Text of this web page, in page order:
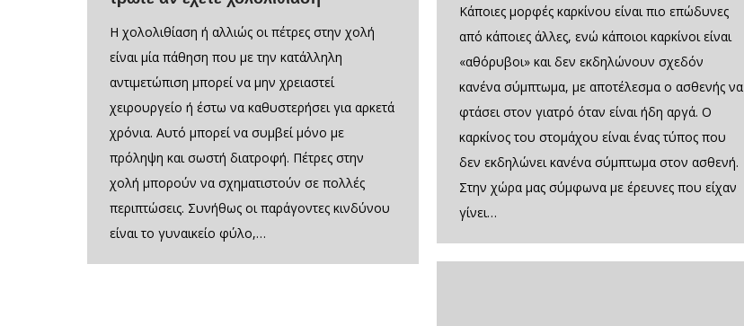
Κάποιες μορφές καρκίνου είναι πιο επώδυνες
από κάποιες άλλες, ενώ κάποιοι καρκίνοι είναι
«αθόρυβοι» και δεν εκδηλώνουν σχεδόν
κανένα σύμπτωμα, με αποτέλεσμα ο ασθενής να
φτάσει στον γιατρό όταν είναι ήδη αργά. Ο
καρκίνος του στομάχου είναι ένας τύπος που
δεν εκδηλώνει κανένα σύμπτωμα στον ασθενή.
Στην χώρα μας σύμφωνα με έρευνες που είχαν
γίνει…
Η χολολιθίαση ή αλλιώς οι πέτρες στην χολή
είναι μία πάθηση που με την κατάλληλη
αντιμετώπιση μπορεί να μην χρειαστεί
χειρουργείο ή έστω να καθυστερήσει για αρκετά
χρόνια. Αυτό μπορεί να συμβεί μόνο με
πρόληψη και σωστή διατροφή. Πέτρες στην
χολή μπορούν να σχηματιστούν σε πολλές
περιπτώσεις. Συνήθως οι παράγοντες κινδύνου
είναι το γυναικείο φύλο,…